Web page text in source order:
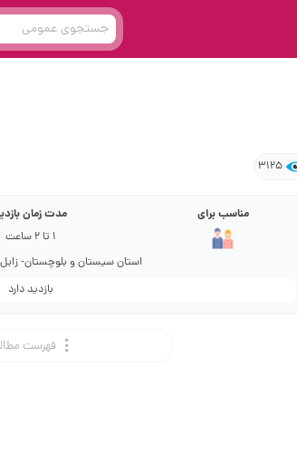
3125
مناسب برای مدت زمان
1 تا 2 ساعت
استان سیستان و بلوچستان-
بازدید دارد
فهرست